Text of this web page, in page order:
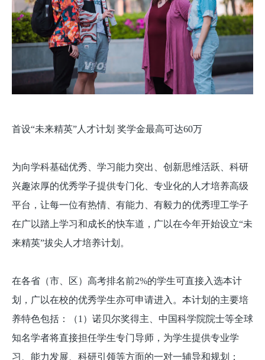
首设“未来精英”人才计划 奖学金最高可达60万
为向学科基础优秀、学习能力突出、创新思维活跃、科研
兴趣浓厚的优秀学子提供专门化、专业化的人才培养高级
平台，让每一位有热情、有能力、有毅力的优秀理工学子
在广以踏上学习和成长的快车道，广以在今年开始设立“未
来精英”拔尖人才培养计划。
在各省（市、区）高考排名前2%的学生可直接入选本计
划，广以在校的优秀学生亦可申请进入。本计划的主要培
养特色包括：（1）诺贝尔奖得主、中国科学院院士等全球
知名学者将直接担任学生专门导师，为学生提供专业学
习、能力发展、科研引领等方面的一对一辅导和规划；